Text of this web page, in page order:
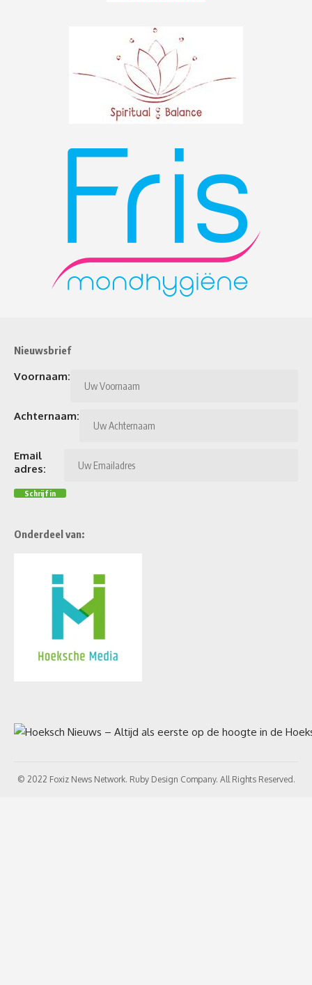
Nieuwsbrief
Voornaam:
Achternaam:
Email
adres:
Onderdeel van:
© 2022 Foxiz News Network. Ruby Design Company. All Rights Reserved.